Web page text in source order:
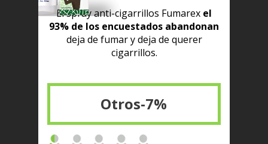
El spray anti-cigarrillos Fumarex el
93% de los encuestados abandonan
deja de fumar y deja de querer
cigarrillos.
Otros-7%